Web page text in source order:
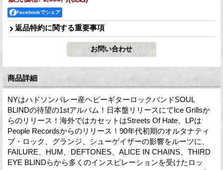
Facebookでシェア
返品特約に関する重要事項
商品詳細
NYはハドソンバレー産ヘビーギターロックバンドSOUL
BLINDの待望の1stアルバム！日本盤リリースにてIce Grillsか
らのリリース！海外ではカセットはStreets Of Hate、LPは
People Recordsからのリリース！90年代初期のオルタナティ
ブ・ロック、グランジ、シューゲイザーの影響をルーツに、
FAILURE、HUM、DEFTONES、ALICE IN CHAINS、THIRD
EYE BLINDらから多くのインスピレーションを受けたロッ